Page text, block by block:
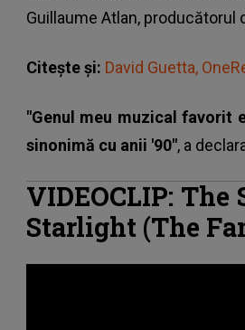
Guillaume Atlan,
Citește și: David Guetta,
"Genul meu muzical favorit
sinonimă cu anii '90", a
VIDEOCLIP:
Starlight (The